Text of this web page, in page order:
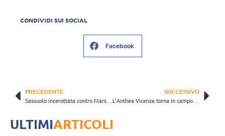
CONDIVIDI SUI SOCIAL
Facebook
PRECEDENTE
Sassuolo incerottata contro Marsala: “L’infortunio di Dhimitriadhi non deve demoralizzarci”
SUCCESSIVO
L’Anthea Vicenza torna in campo contro Talmassons dopo il lungo stop
ULTIMIARTICOLI